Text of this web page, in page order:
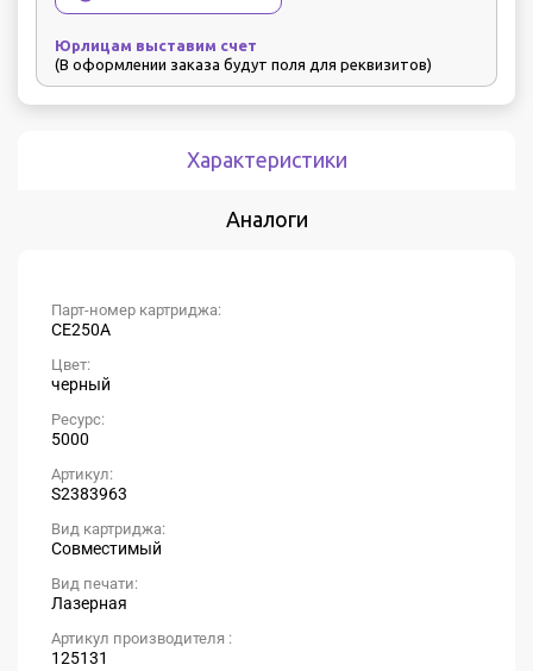
Юрлицам выставим счет
(В оформлении заказа будут поля для реквизитов)
Характеристики
Аналоги
Парт-номер картриджа:
CE250A
Цвет:
черный
Ресурс:
5000
Артикул:
S2383963
Вид картриджа:
Совместимый
Вид печати:
Лазерная
Артикул производителя :
125131